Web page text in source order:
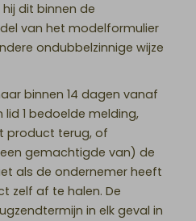
dit binnen de
van het modelformulier
ondubbelzinnige wijze
binnen 14 dagen vanaf
1 bedoelde melding,
product terug, of
gemachtigde van) de
als de ondernemer heeft
zelf af te halen. De
in elk geval in